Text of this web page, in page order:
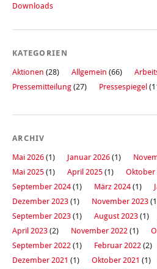
Downloads
KATEGORIEN
Aktionen (28) Allgemein (66)
Pressemitteilung (27) Pressespiegel
ARCHIV
Mai 2026 (1) Januar 2026 (1)
Mai 2025 (1) April 2025 (1) Oktober
September 2024 (1) März 2024 (1)
Dezember 2023 (1) November 2023
September 2023 (1) August 2023 (1)
April 2023 (2) November 2022 (1)
September 2022 (1) Februar 2022 (2)
Dezember 2021 (1) Oktober 2021 (1)